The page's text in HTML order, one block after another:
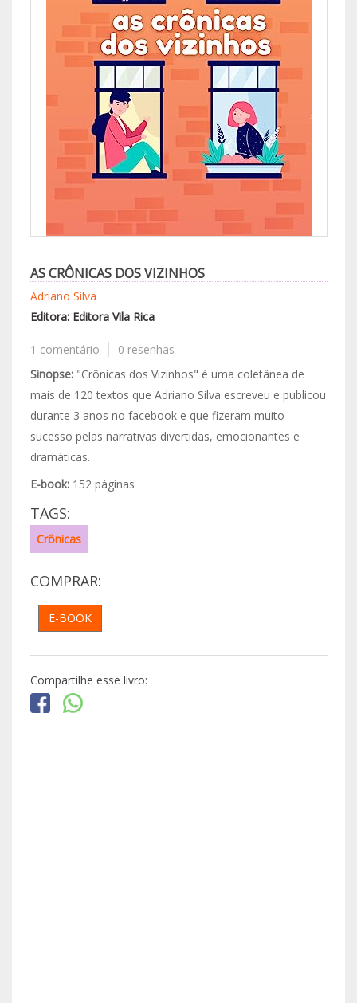
AS CRÔNICAS DOS VIZINHOS
Adriano Silva
Editora: Editora Vila Rica
1 comentário
0 resenhas
Sinopse:"Crônicas dos Vizinhos" é uma coletânea de
mais de 120 textos que Adriano Silva escreveu e publicou
durante 3 anos no facebook e que fizeram muito
sucesso pelas narrativas divertidas, emocionantes e
dramáticas.
E-book:152 páginas
TAGS:
Crônicas
COMPRAR:
E-BOOK
Compartilhe esse livro: